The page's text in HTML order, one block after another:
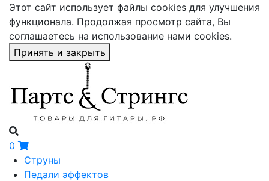
Этот сайт использует файлы cookies для улучшения
функционала. Продолжая просмотр сайта, Вы
соглашаетесь на использование нами cookies.
Принять и закрыть
0
Струны
Педали эффектов